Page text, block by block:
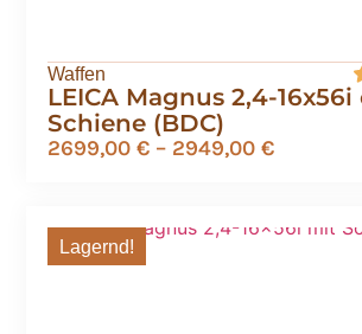
LEICA Magnus 2,4-
Schiene (BDC)
Waffen
2699,00 € – 2949,00 €
Lagernd!